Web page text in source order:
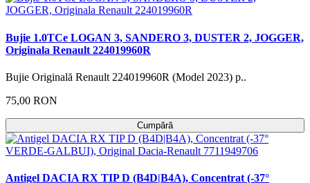
Bujie 1.0TCe LOGAN 3, SANDERO 3, DUSTER 2, JOGGER,
Originala Renault 224019960R
Bujie Originală Renault 224019960R (Model 2023) p..
75,00 RON
Cumpără
Antigel DACIA RX TIP D (B4D|B4A), Concentrat (-37°